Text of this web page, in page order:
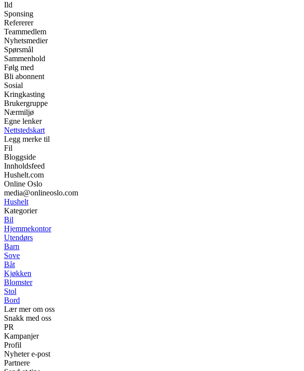
Ild
Sponsing
Refererer
Teammedlem
Nyhetsmedier
Spørsmål
Sammenhold
Følg med
Bli abonnent
Sosial
Kringkasting
Brukergruppe
Nærmiljø
Egne lenker
Nettstedskart
Legg merke til
Fil
Bloggside
Innholdsfeed
Hushelt.com
Online Oslo
media@onlineoslo.com
Hushelt
Kategorier
Bil
Hjemmekontor
Utendørs
Barn
Sove
Båt
Kjøkken
Blomster
Stol
Bord
Lær mer om oss
Snakk med oss
PR
Kampanjer
Profil
Nyheter e-post
Partnere